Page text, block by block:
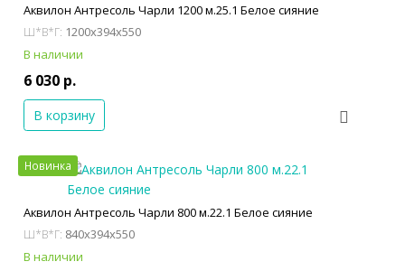
Аквилон Антресоль Чарли 1200 м.25.1 Белое сияние
Ш*В*Г: 1200x394x550
В наличии
6 030 р.
В корзину
Новинка
Аквилон Антресоль Чарли 800 м.22.1 Белое сияние
Ш*В*Г: 840x394x550
В наличии